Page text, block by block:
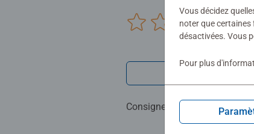
Consignes d'évaluation
Vous décidez
noter que
désactivées. Vous
Pour plus